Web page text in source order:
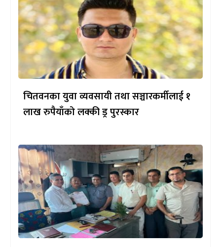
चितवनका युवा व्यवसायी तथा सञ्चारकर्मीलाई १
लाख रुपैयाँको लक्की ड्र पुरस्कार